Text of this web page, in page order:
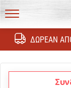
ΔΩΡΕΆΝ
τις
τεχνικές
ενημερώσεις
και
μάθε
αν